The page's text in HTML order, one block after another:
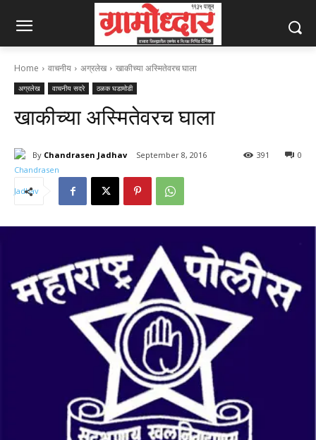
Home वाचनीय अग्रलेख खाकीच्या अस्मितेवरच घाला
अग्रलेख वाचनीय सदरे ठळक घडामोडी
खाकीच्या अस्मितेवरच घाला
By Chandrasen Jadhav September 8, 2016 0
391